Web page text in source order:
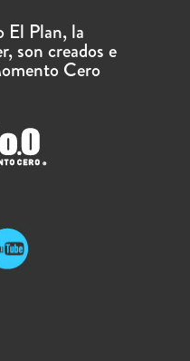
El Plan, la
son creados e
Cero